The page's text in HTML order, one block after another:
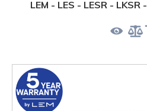
LEM - LES - LESR - LKSR